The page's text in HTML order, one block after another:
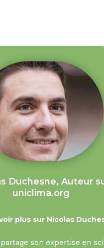
Duchesne, Auteur
uniclima.org
plus sur Nicolas
son expertise en